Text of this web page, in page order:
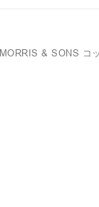
MORRIS & SONS コ